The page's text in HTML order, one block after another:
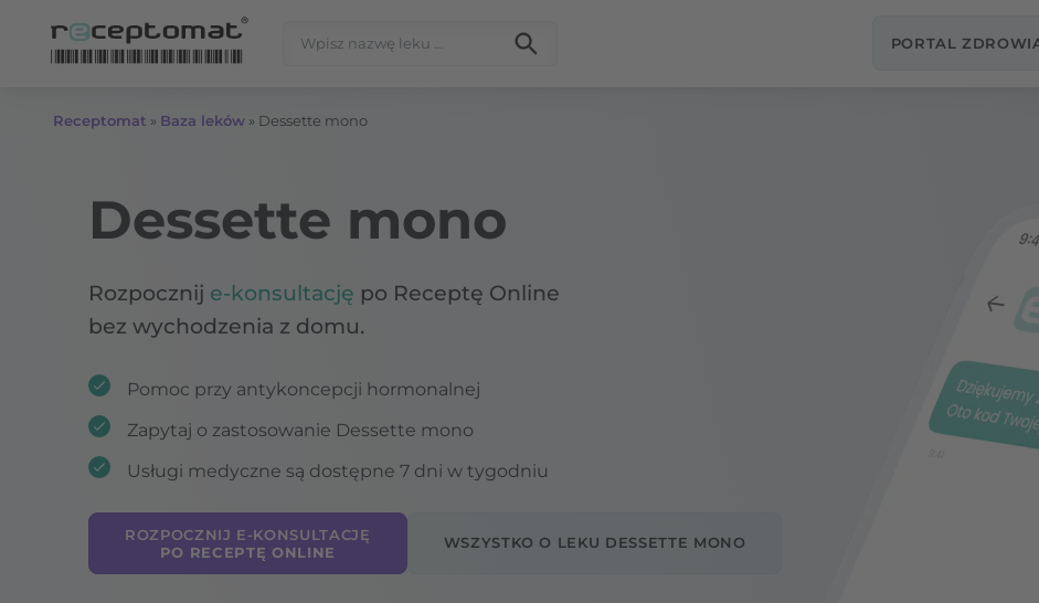
PORTAL
Receptomat » Baza leków » Dessette mono
Dessette mono
Rozpocznij e-konsultację po Receptę Online
bez wychodzenia z domu.
Pomoc przy antykoncepcji hormonalnej
Zapytaj o zastosowanie Dessette mono
Usługi medyczne są dostępne 7 dni w tygodniu
ROZPOCZNIJ E-KONSULTACJĘ
PO RECEPTĘ ONLINE
WSZYSTKO O LEKU DESSETTE MONO